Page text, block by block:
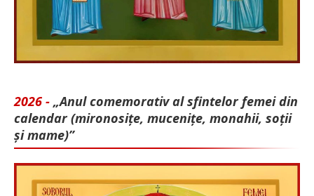
2026 - „Anul comemorativ al sfintelor femei din
calendar (mironosițe, mu­cenițe, monahii, soții
și mame)”